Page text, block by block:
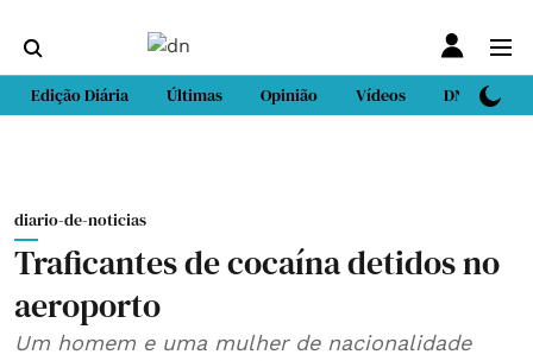
Edição Diária Últimas Opinião Vídeos DN Sport
diario-de-noticias
Traficantes de cocaína detidos no
aeroporto
Um homem e uma mulher de nacionalidade